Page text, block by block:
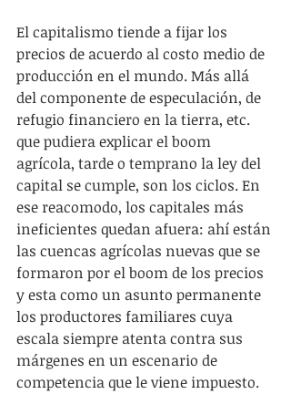
El capitalismo tiende a fijar los
precios de acuerdo al costo medio de
producción en el mundo. Más allá
del componente de especulación, de
refugio financiero en la tierra, etc.
que pudiera explicar el boom
agrícola, tarde o temprano la ley del
capital se cumple, son los ciclos. En
ese reacomodo, los capitales más
ineficientes quedan afuera: ahí están
las cuencas agrícolas nuevas que se
formaron por el boom de los precios
y esta como un asunto permanente
los productores familiares cuya
escala siempre atenta contra sus
márgenes en un escenario de
competencia que le viene impuesto.